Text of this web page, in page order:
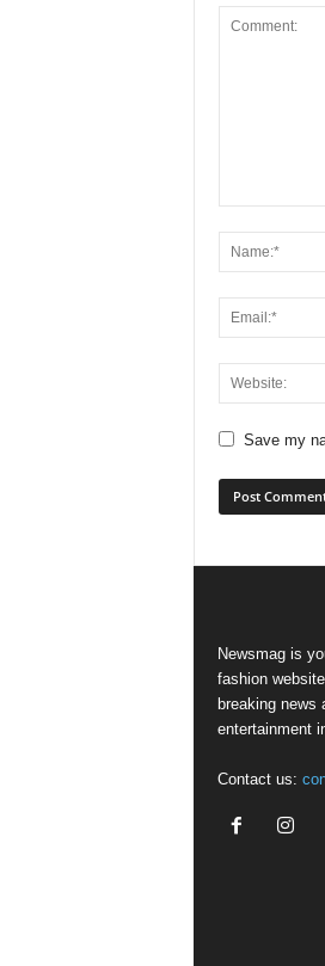
Save my
Newsmag is
fashion
breaking news
entertainment
Contact us: